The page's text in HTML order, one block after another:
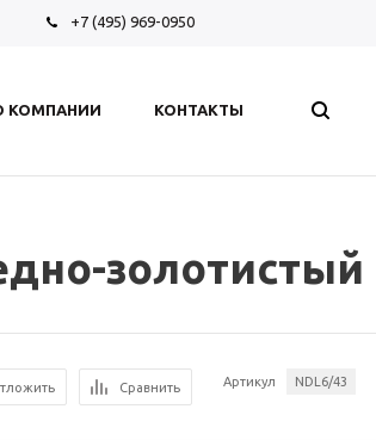
+7 (495) 969-0950
КОМПАНИИ КОНТАКТЫ
золотистый
Сравнить Артикул NDL6/43